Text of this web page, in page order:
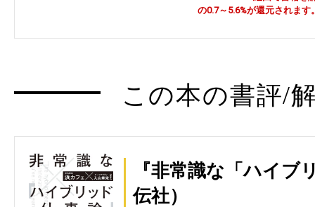
の0.7～5.6%が還元されます
この本の書評/
『非常識な「ハイブ
伝社）